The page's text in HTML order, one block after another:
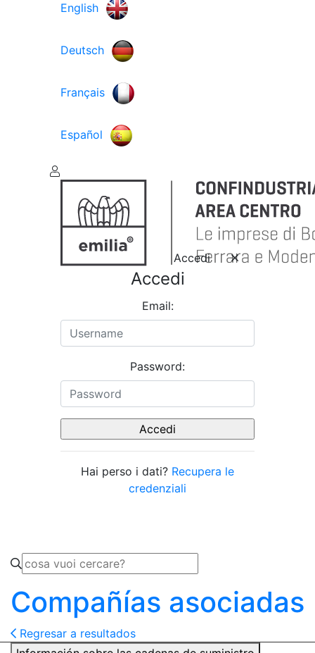
English
Deutsch
Français
Español
Accedi
Accedi
Email:
Password:
Hai perso i dati? Recupera le
credenziali
Compañías asociadas
Regresar a resultados